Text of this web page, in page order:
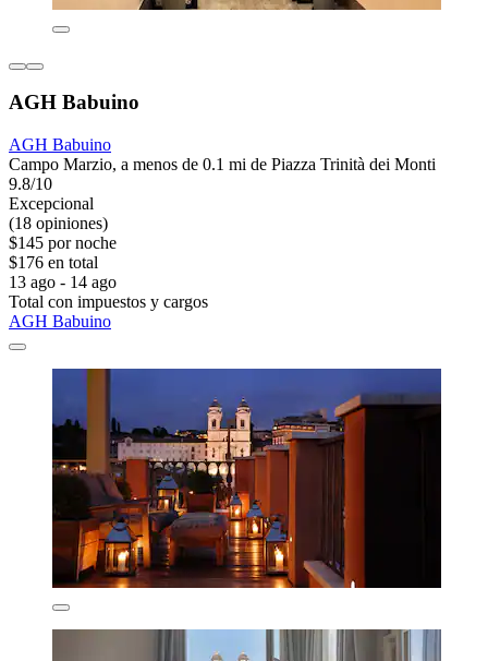
AGH Babuino
AGH Babuino
Campo Marzio, a menos de 0.1 mi de Piazza Trinità dei Monti
9.8/10
Excepcional
(18 opiniones)
$145 por noche
$176 en total
13 ago - 14 ago
Total con impuestos y cargos
AGH Babuino